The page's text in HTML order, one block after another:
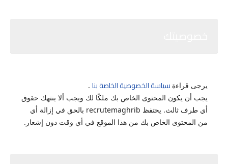
يرجى قراءة سياسة الخصوصية الخاصة بنا .
يجب أن يكون المحتوى الخاص بك ملكًا لك ويجب ألا ينتهك حقوق
أي طرف ثالث.
يحتفظ recrutemaghrib بالحق في إزالة أي
من المحتوى الخاص بك من هذا الموقع في أي وقت دون إشعار.